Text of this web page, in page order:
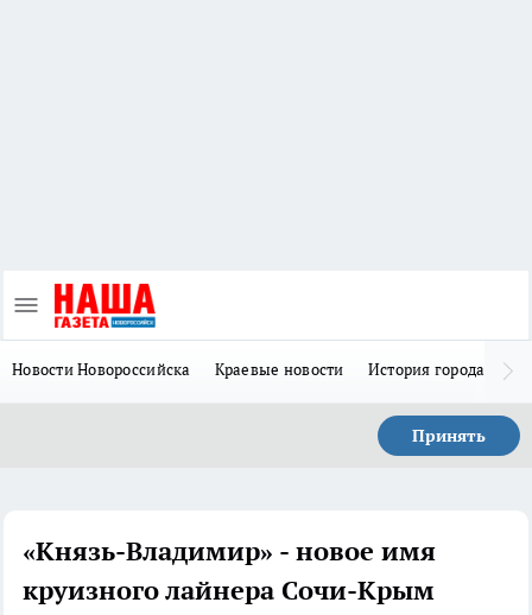
Новости Новороссийска Краевые новости История города Н
Принять
«Князь-Владимир» - новое имя
круизного лайнера Сочи-Крым